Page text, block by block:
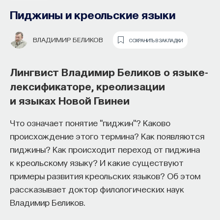
Пиджины и креольские языки
ВЛАДИМИР БЕЛИКОВ СОХРАНИТЬ В ЗАКЛАДКИ
Лингвист Владимир Беликов о языке-
лексификаторе, креолизации
и языках Новой Гвинеи
Что означает понятие "пиджин"? Каково
происхождение этого термина? Как появляются
пиджины? Как происходит переход от пиджина
к креольскому языку? И какие существуют
примеры развития креольских языков? Об этом
рассказывает доктор филологических наук
Владимир Беликов.
Основатель ПостНауки Ивар
Максутов запускает сервис, который
поможет найти свою нишу
в глобальных deep tech и биотех
компаниях
В 2012 годуИвар Максутов
система
Историк Илья Виньковецкий
об алеутских охотниках, Аляске
и одной из самых прогрессивных
компаний Российской империи
Чем отличалось освоение Аляски от освоения
Сибири? Как происходило взаимодействие
с коренным населением Аляски? За что была
ответственна Российско-Американская
компания? На эти и другие вопросы ответил
доктор исторических наук Илья Виньковецкий.